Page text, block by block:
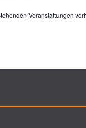
Veranstaltungen